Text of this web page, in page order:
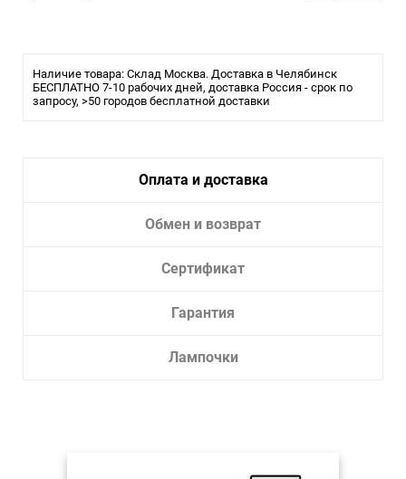
Наличие товара: Склад Москва. Доставка в Челябинск
БЕСПЛАТНО 7-10 рабочих дней, доставка Россия - срок по
запросу, >50 городов бесплатной доставки
Оплата и доставка
Обмен и возврат
Сертификат
Гарантия
Лампочки